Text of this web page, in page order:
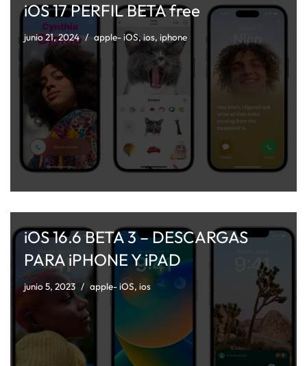
iOS 17 PERFIL BETA free
junio 21, 2024 apple- iOS,ios, iphone
iOS 16.6 BETA 3 – DESCARGAS
PARA iPHONE Y iPAD
junio 5, 2023 apple- iOS, ios